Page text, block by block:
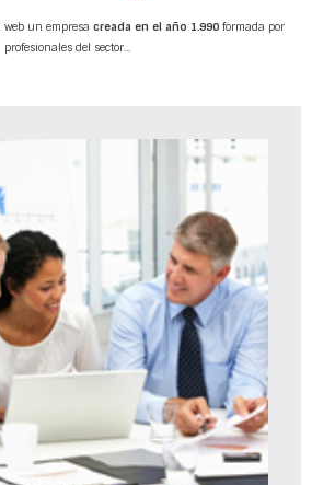
web un empresa creada en el año 1.990formada por
profesionales del sector...